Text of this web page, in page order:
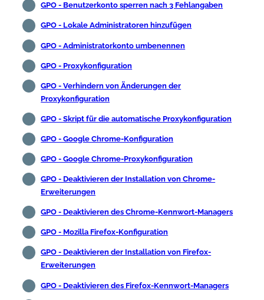
GPO - Benutzerkonto sperren nach 3 Fehlangaben
GPO - Lokale Administratoren hinzufügen
GPO - Administratorkonto umbenennen
GPO - Proxykonfiguration
GPO - Verhindern von Änderungen der
Proxykonfiguration
GPO - Skript für die automatische Proxykonfiguration
GPO - Google Chrome-Konfiguration
GPO - Google Chrome-Proxykonfiguration
GPO - Deaktivieren der Installation von Chrome-
Erweiterungen
GPO - Deaktivieren des Chrome-Kennwort-Managers
GPO - Mozilla Firefox-Konfiguration
GPO - Deaktivieren der Installation von Firefox-
Erweiterungen
GPO - Deaktivieren des Firefox-Kennwort-Managers